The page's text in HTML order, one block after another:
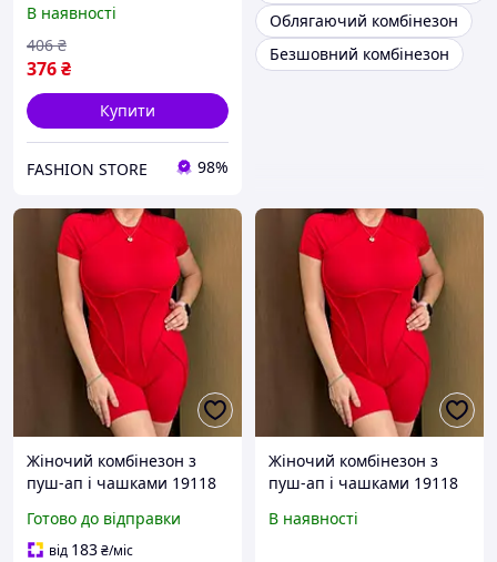
204417L
В наявності
376₴
406 ₴
Купити
FASHION STORE 98%
Облягаючий комбінезон
Безшовний комбінезон
Жіночий комбінезон з
пуш-ап і чашками 19118
Готово до відправки
від 183₴/міс
Жіночий комбінезон з
пуш-ап і чашками 19118
В наявності